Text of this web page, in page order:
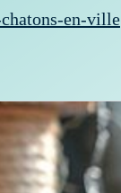
en-ville